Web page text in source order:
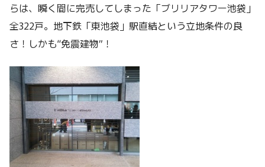
らは、瞬く間に完売してしまった「ブリリアタワー池袋」
全322戸。地下鉄「東池袋」駅直結という立地条件の良
さ！しかも“免震建物”！